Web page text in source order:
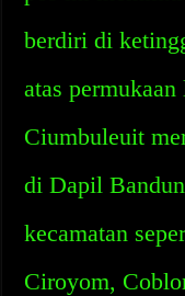
berdiri di
atas
Ciumbuleuit
di Dapil
kecamatan
Ciroyom,